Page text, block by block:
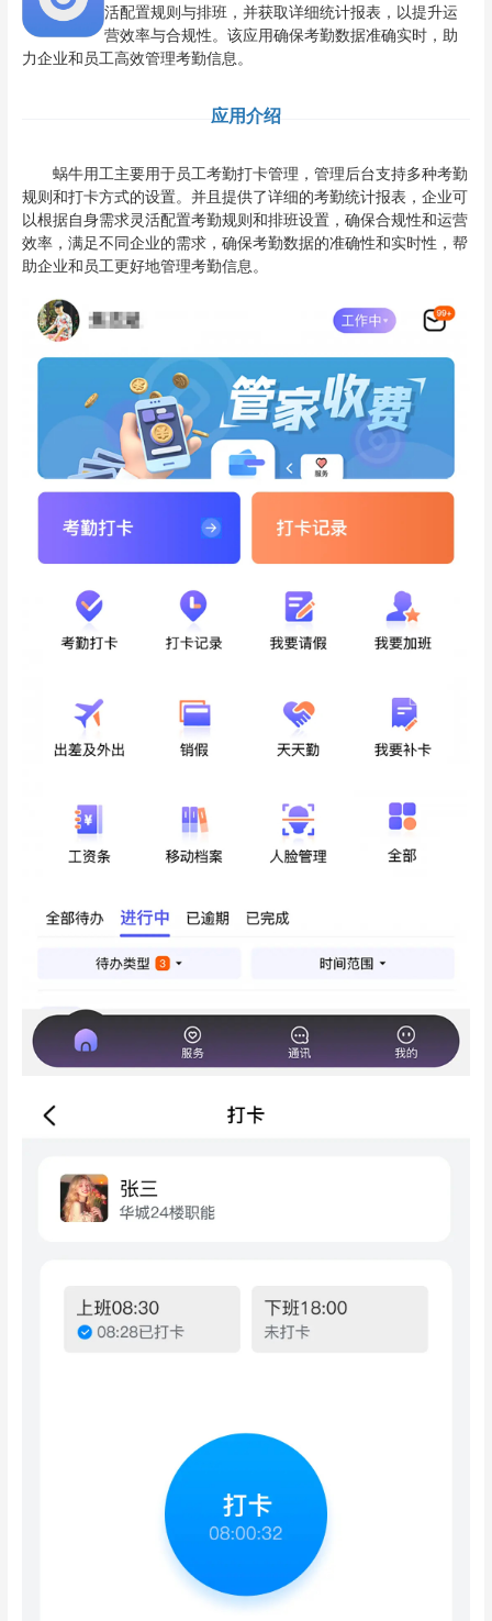
活配置规则与排班，并获取详细统计报表，以提升运
营效率与合规性。该应用确保考勤数据准确实时，助
力企业和员工高效管理考勤信息。
应用介绍
蜗牛用工主要用于员工考勤打卡管理，管理后台支持多种考勤
规则和打卡方式的设置。并且提供了详细的考勤统计报表，企业可
以根据自身需求灵活配置考勤规则和排班设置，确保合规性和运营
效率，满足不同企业的需求，确保考勤数据的准确性和实时性，帮
助企业和员工更好地管理考勤信息。